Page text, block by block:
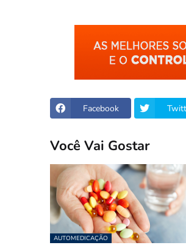
Facebook
Você Vai Gostar
AUTOMEDICAÇÃO